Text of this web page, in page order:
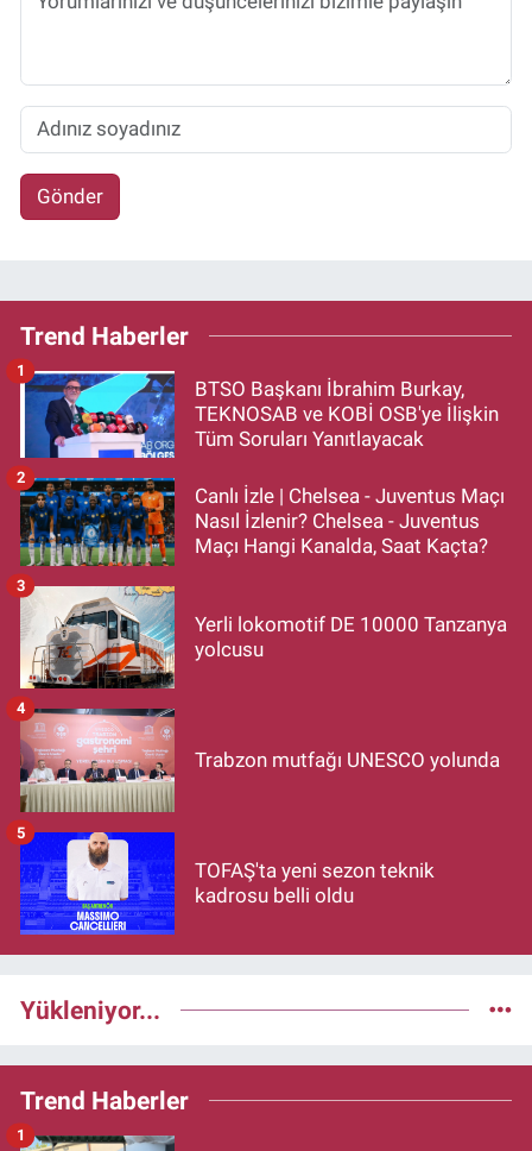
Gönder
Trend Haberler
BTSO Başkanı İbrahim Burkay,
TEKNOSAB ve KOBİ OSB'ye İlişkin
Tüm Soruları Yanıtlayacak
1
Canlı İzle | Chelsea - Juventus Maçı
Nasıl İzlenir? Chelsea - Juventus
Maçı Hangi Kanalda, Saat Kaçta?
2
Yerli lokomotif DE 10000 Tanzanya
yolcusu
3
Trabzon mutfağı UNESCO yolunda
4
TOFAŞ'ta yeni sezon teknik
kadrosu belli oldu
5
Yükleniyor...
Trend Haberler
1